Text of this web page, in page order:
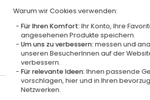
Personalisiert
in Frankreich
Hergestellt in
Lieferdatum und
Warum wir Cookies verwenden:
Für Ihren Komfort:Ihr Konto, Ihre
angesehenen Produkte speichern.
Um uns zu verbessern:messen und
unseren BesucherInnen auf der
verbessern.
Für relevante Ideen:Ihnen passende
vorschlagen, hier und in Ihren
Netzwerken.